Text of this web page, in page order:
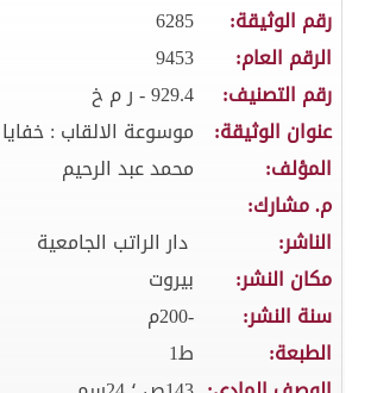
رقم الوثيقة:
6285
الرقم العام:
9453
رقم التصنيف:
929.4 - ر م خ
عنوان الوثيقة:
موسوعة الالقاب : خفايا
المؤلف:
محمد عبد الرحيم
م. مشارك:
الناشر:
دار الراتب الجامعية
مكان النشر:
بيروت
سنة النشر:
-200م
الطبعة:
ط1